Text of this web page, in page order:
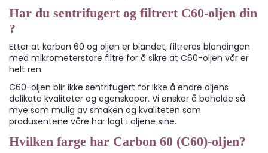
Har du sentrifugert og filtrert C60-oljen din
?
Etter at karbon 60 og oljen er blandet, filtreres blandingen
med mikrometerstore filtre for å sikre at C60-oljen vår er
helt ren.
C60-oljen blir ikke sentrifugert for ikke å endre oljens
delikate kvaliteter og egenskaper. Vi ønsker å beholde så
mye som mulig av smaken og kvaliteten som
produsentene våre har lagt i oljene sine.
Hvilken farge har Carbon 60 (C60)-oljen?